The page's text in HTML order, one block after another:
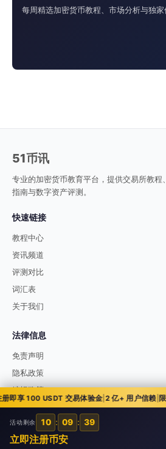
每周精选加密货币教程、市场分析与独家
51币讯
专业的加密货币教育平台，提供交易所教程
指南与数字资产评测。
快速链接
教程中心
资讯频道
评测对比
词汇表
关于我们
法律信息
免责声明
隐私政策
编辑政策
© 2026 51币讯 51bixun.com. All
享 100 USDT 交易体验金|2 亿+ 用户信赖|限时
活动剩余 10 : 09 : 38
立即注册币安